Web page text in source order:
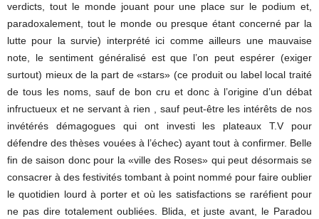
verdicts, tout le monde jouant pour une place sur le podium et,
paradoxalement, tout le monde ou presque étant concerné par la
lutte pour la survie) interprété ici comme ailleurs une mauvaise
note, le sentiment généralisé est que l’on peut espérer (exiger
surtout) mieux de la part de «stars» (ce produit ou label local traité
de tous les noms, sauf de bon cru et donc à l’origine d’un débat
infructueux et ne servant à rien , sauf peut-être les intérêts de nos
invétérés démagogues qui ont investi les plateaux T.V pour
défendre des thèses vouées à l’échec) ayant tout à confirmer. Belle
fin de saison donc pour la «ville des Roses» qui peut désormais se
consacrer à des festivités tombant à point nommé pour faire oublier
le quotidien lourd à porter et où les satisfactions se raréfient pour
ne pas dire totalement oubliées. Blida, et juste avant, le Paradou